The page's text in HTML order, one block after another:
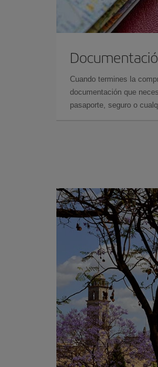
Cuando termines la
documentación que
pasaporte, seguro o